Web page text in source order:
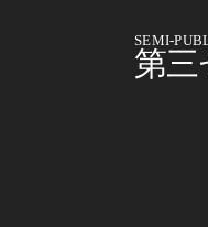
SEMI-
第三